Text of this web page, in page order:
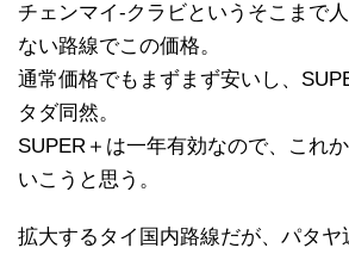
チェンマイ-クラビというそこまで
ない路線でこの価格。
通常価格でもまずまず安いし、
タダ同然。
SUPER＋は一年有効なので、これ
いこうと思う。
拡大するタイ国内路線だが、パタ